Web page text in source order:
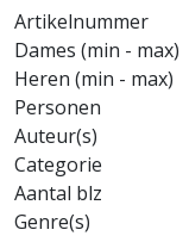
Artikelnummer
Dames (min - max)
Heren (min - max)
Personen
Auteur(s)
Categorie
Aantal blz
Genre(s)